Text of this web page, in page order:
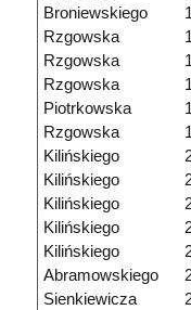
Broniewskiego
Rzgowska
Rzgowska
Rzgowska
Piotrkowska
Rzgowska
Kilińskiego
Kilińskiego
Kilińskiego
Kilińskiego
Kilińskiego
Abramowskiego
Sienkiewicza